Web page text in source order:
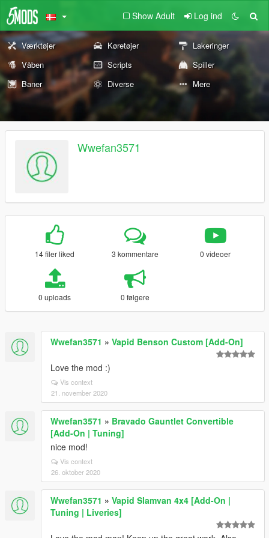
Show Adult Log ind
Værktøjer Køretøjer
Lakeringer
Våben
Scripts
Spiller
Baner
Diverse Mere
Wwefan3571
14 filer liked 3 kommentare 0 videoer
0 uploads 0 følgere
Wwefan3571 » Vapid Benson Custom [Add-On]
Love the mod :)
Vis context
21. november 2020
Wwefan3571 » Bravado Gauntlet Convertible
[Add-On | Tuning]
nice mod!
Vis context
26. oktober 2020
Wwefan3571 » Vapid Slamvan 4x4 [Add-On |
Tuning | Liveries]